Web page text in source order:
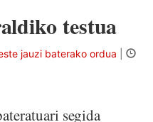
testua
jauzi baterako ordua
segida